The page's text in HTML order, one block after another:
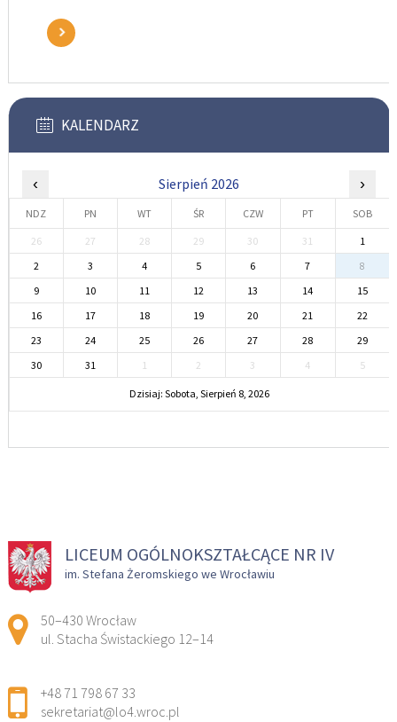
KALENDARZ
‹ Sierpień 2026 ›
NDZ PN WT ŚR CZW PT SOB
26 27 28 29 30 31
1
2
3 4 5 6 7
8
9
10 11 12 13 14
15
16
17 18 19 20 21
22
23
24 25 26 27 28
29
30
31 1 2 3 4 5
Dzisiaj: Sobota, Sierpień 8, 2026
LICEUM OGÓLNOKSZTAŁCĄCE NR IV
im. Stefana Żeromskiego we Wrocławiu
Adres pocztowy:
50–430 Wrocław
ul. Stacha Świstackiego 12–14
+48 71 798 67 33
sekretariat@lo4.wroc.pl